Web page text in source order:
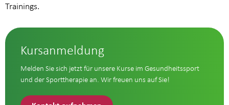
Trainings.
Kursanmeldung
Melden Sie sich jetzt für unsere Kurse im Gesundheitssport
und der Sporttherapie an. Wir freuen uns auf Sie!